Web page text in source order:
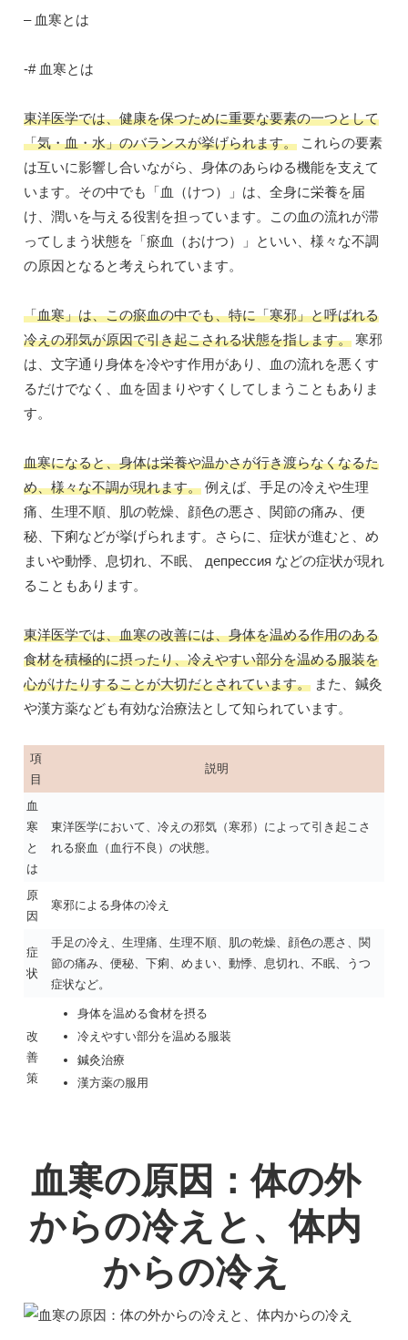
– 血寒とは
-# 血寒とは
東洋医学では、健康を保つために重要な要素の一つとして
「気・血・水」のバランスが挙げられます。 これらの要素
は互いに影響し合いながら、身体のあらゆる機能を支えて
います。その中でも「血（けつ）」は、全身に栄養を届
け、潤いを与える役割を担っています。この血の流れが滞
ってしまう状態を「瘀血（おけつ）」といい、様々な不調
の原因となると考えられています。
「血寒」は、この瘀血の中でも、特に「寒邪」と呼ばれる
冷えの邪気が原因で引き起こされる状態を指します。 寒邪
は、文字通り身体を冷やす作用があり、血の流れを悪くす
るだけでなく、血を固まりやすくしてしまうこともありま
す。
血寒になると、身体は栄養や温かさが行き渡らなくなるた
め、様々な不調が現れます。 例えば、手足の冷えや生理
痛、生理不順、肌の乾燥、顔色の悪さ、関節の痛み、便
秘、下痢などが挙げられます。さらに、症状が進むと、め
まいや動悸、息切れ、不眠、 депрессия などの症状が現れ
ることもあります。
東洋医学では、血寒の改善には、身体を温める作用のある
食材を積極的に摂ったり、冷えやすい部分を温める服装を
心がけたりすることが大切だとされています。 また、鍼灸
や漢方薬なども有効な治療法として知られています。
項
目
説明
血
寒
と
は
東洋医学において、冷えの邪気（寒邪）によって引き起こさ
れる瘀血（血行不良）の状態。
原
因
寒邪による身体の冷え
症
状
手足の冷え、生理痛、生理不順、肌の乾燥、顔色の悪さ、関
節の痛み、便秘、下痢、めまい、動悸、息切れ、不眠、うつ
症状など。
改
善
策
身体を温める食材を摂る
冷えやすい部分を温める服装
鍼灸治療
漢方薬の服用
血寒の原因：体の外
からの冷えと、体内
からの冷え